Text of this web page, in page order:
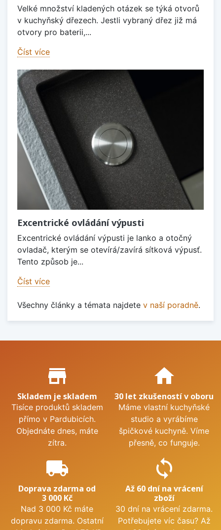
Velké množství kladených otázek se týká otvorů
v kuchyňský dřezech. Jestli vybraný dřez již má
otvory pro baterii,...
Číst více
Excentrické ovládání výpusti
Excentrické ovládání výpusti je lanko a otočný
ovladač, kterým se otevírá/zavírá sítková výpusť.
Tento způsob je...
Číst více
Všechny články a témata najdete v naší poradně.
Proč nakupovat u nás?
store_mall_directory
Skladem je skladem
Tisíce produktů skladem
přímo v Pardubicích.
Objednáte dnes, máte
zítra.
home
30 let zkušeností v oboru
Máme vlastní kuchyňské
studio a vyrábíme
špičkové kuchyně. Víme
přesně, co funguje.
local_shipping
Doprava zdarma od
3 000 Kč
Nad 3 000 Kč máte
dopravu zdarma. Ostatní
sync
Až 60 dní na vrácení
zboží
30 dní na vrácení zdarma.
Potřebujete víc času? Až